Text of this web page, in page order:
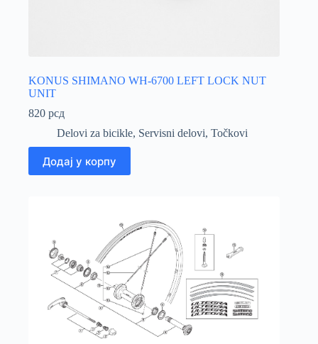
KONUS SHIMANO WH-6700 LEFT LOCK NUT
UNIT
820 рсд
Delovi za bicikle, Servisni delovi, Točkovi
Додај у корпу